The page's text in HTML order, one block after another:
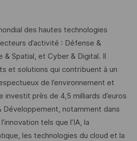
des hautes technologies
d’activité : Défense &
Spatial, et Cyber & Digital. Il
et solutions qui contribuent à un
de l’environnement et
investit près de 4,5 milliards d’euros
Développement, notamment dans
tels que l’IA, la
les technologies du cloud et la